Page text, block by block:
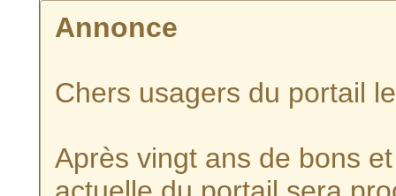
Annonce
Chers usagers du portail
Après vingt ans de bons